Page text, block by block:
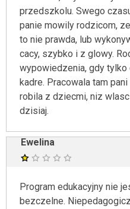
przedszkolu. Swego
panie mowily rodzicom,
to nie prawda, lub
cacy, szybko i z glowy.
wypowiedzenia, gdy
kadre. Pracowala tam
robila z dziecmi, niz
dzisiaj.
Ewelina
Program edukacyjny nie
bezczelne.